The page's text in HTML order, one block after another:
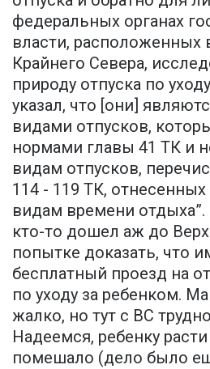
федеральных органах
власти, расположенных
Крайнего Севера,
природу отпуска по
указал, что [они]
видами отпусков,
нормами главы 41 ТК и
видам отпусков,
114 - 119 ТК,
видам времени
кто-то дошел аж до
попытке доказать, что
бесплатный проезд на
по уходу за ребенком.
жалко, но тут с ВС
Надеемся, ребенку
помешало (дело было